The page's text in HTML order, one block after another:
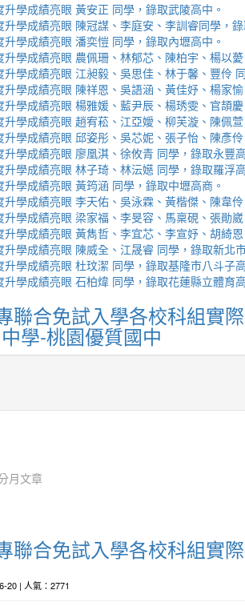
學成績亮眼 黃安正 同學，錄取武陵高中。
學成績亮眼 陳冠謀、李庭安、李訓睿同學，
學成績亮眼 潘奕愷 同學，錄取內壢高中。
學成績亮眼 農佩珊、林郁芯、陳柏宇、楊以
學成績亮眼 江昶毅、吳思佳、林于馨、豐伶
學成績亮眼 陳祥恩、吳語涵、黃佳妤、楊家
學成績亮眼 楊雅媛、藍尹辰、楊琇雯、官頡
學成績亮眼 趙宥菘、江亞嬡、柳芙漩、陳佩
學成績亮眼 邱姿彤、吳芯妮、張子怡、陳彥
學成績亮眼 廖凰淇、徐攸青 同學，錄取永豐
學成績亮眼 林子琦、林沄嬨 同學，錄取羅浮
學成績亮眼 黃筠涵 同學，錄取中壢高商。
學成績亮眼 李天佑、吳泳霖、黃楷傑、陳韋
學成績亮眼 梁家福、李旻容、馬稟硯、張勛
學成績亮眼 黃雋哲、李宜芯、李宣妤、胡綺
學成績亮眼 陳威全、江晟睿 同學，錄取新北
學成績亮眼 杜玟潔 同學，錄取基隆市八斗子
學成績亮眼 石柏煒 同學，錄取花蓮縣立體育
聯合免試入學各校科組實
學-桃園優質國中
月文章
聯合免試入學各校科組實
20 | 人氣：2771